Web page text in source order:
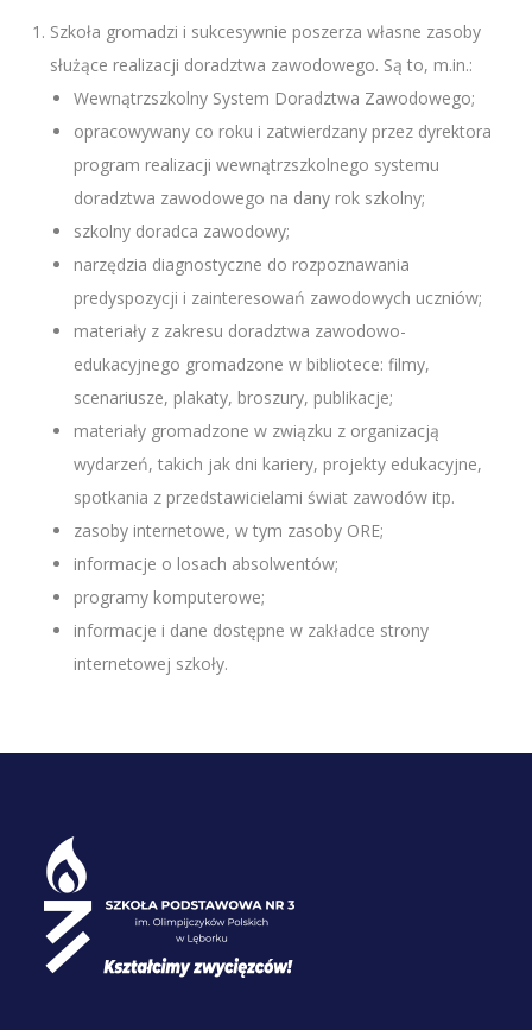
Szkoła gromadzi i sukcesywnie poszerza własne zasoby
służące realizacji doradztwa zawodowego. Są to, m.in.:
Wewnątrzszkolny System Doradztwa Zawodowego;
opracowywany co roku i zatwierdzany przez dyrektora
program realizacji wewnątrzszkolnego systemu
doradztwa zawodowego na dany rok szkolny;
szkolny doradca zawodowy;
narzędzia diagnostyczne do rozpoznawania
predyspozycji i zainteresowań zawodowych uczniów;
materiały z zakresu doradztwa zawodowo-
edukacyjnego gromadzone w bibliotece: filmy,
scenariusze, plakaty, broszury, publikacje;
materiały gromadzone w związku z organizacją
wydarzeń, takich jak dni kariery, projekty edukacyjne,
spotkania z przedstawicielami świat zawodów itp.
zasoby internetowe, w tym zasoby ORE;
informacje o losach absolwentów;
programy komputerowe;
informacje i dane dostępne w zakładce strony
internetowej szkoły.